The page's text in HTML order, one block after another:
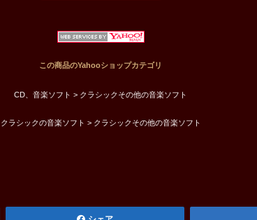
この商品のYahooショップカテゴリ
CD、音楽ソフト > クラシックその他の音楽ソフト
クラシックの音楽ソフト > クラシックその他の音楽ソフト